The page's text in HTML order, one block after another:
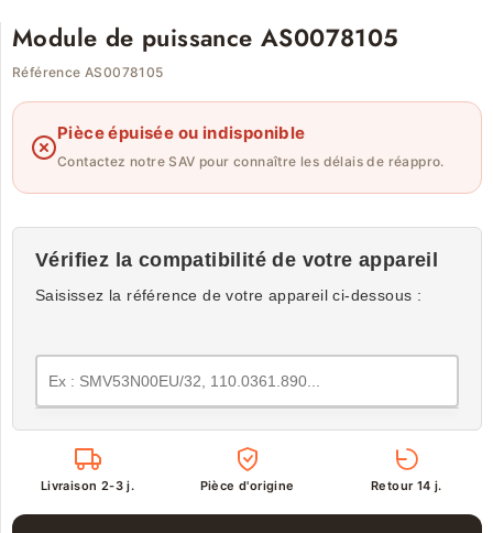
Module de puissance AS0078105
Référence AS0078105
Pièce épuisée ou indisponible
Contactez notre SAV pour connaître les délais de réappro.
Vérifiez la compatibilité de votre appareil
Saisissez la référence de votre appareil ci-dessous :
Livraison 2-3 j. Pièce d'origine Retour 14 j.